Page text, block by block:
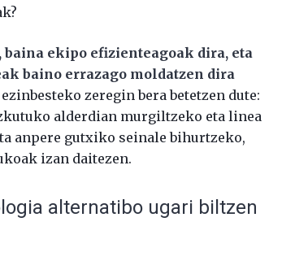
ekipo efizienteagoak dira, eta
baino errazago moldatzen dira
zeregin bera betetzen dute:
alderdian murgiltzeko eta linea
anpere gutxiko seinale bihurtzeko,
izan daitezen.
alternatibo ugari biltzen